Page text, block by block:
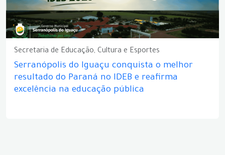
Secretaria de Educação, Cultura e Esportes
Serranópolis do Iguaçu conquista o melhor
resultado do Paraná no IDEB e reafirma
excelência na educação pública